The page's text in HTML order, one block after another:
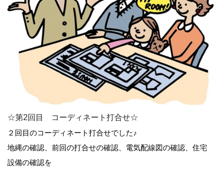
☆第2回目 コーディネート打合せ☆
２回目のコーディネート打合せでした♪
地縄の確認、前回の打合せの確認、電気配線図の確認、住宅
設備の確認を